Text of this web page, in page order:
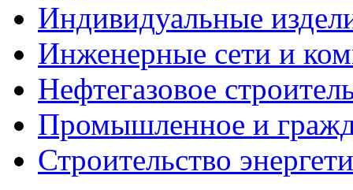
Индивидуальные
Инженерные сети и
Нефтегазовое
Промышленное и
Строительство